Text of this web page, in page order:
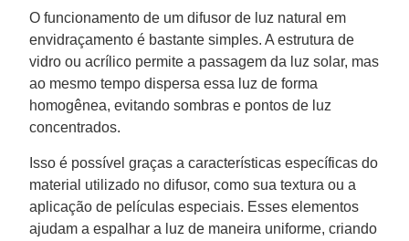
O funcionamento de um difusor de luz natural em
envidraçamento é bastante simples. A estrutura de
vidro ou acrílico permite a passagem da luz solar, mas
ao mesmo tempo dispersa essa luz de forma
homogênea, evitando sombras e pontos de luz
concentrados.
Isso é possível graças a características específicas do
material utilizado no difusor, como sua textura ou a
aplicação de películas especiais. Esses elementos
ajudam a espalhar a luz de maneira uniforme, criando